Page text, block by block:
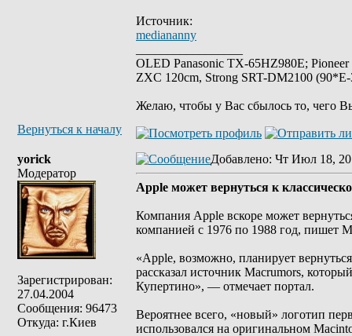
Источник:
mediananny
OLED Panasonic TX-65HZ980E;
ZXC 120cm, Strong SRT-DM2100
Желаю, чтобы у Вас сбылось то, чего
Вернуться к началу
yorick
Модератор
Зарегистрирован:
27.04.2004
Сообщения: 96473
Откуда: г.Киев
Добавлено: Чт Июл 18,
Apple может вернуться к
Компания Apple вскоре может
компанией с 1976 по 1988 год, пишет
«Apple, возможно, планирует
рассказал источник Macrumors,
Купертино», — отмечает портал.
Вероятнее всего, «новый» логотип
использовался на оригинальном